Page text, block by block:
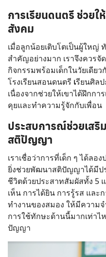
การเรียนดนตรี ช่วย
สังคม
เมื่อลูกน้อยเติบโตเป็นผู้ใหญ่
สำคัญอย่างมาก เราจึงควร
กิจกรรมพร้อมเด็กในวัยเดียว
โรงเรียนสอนดนตรี เรียนศิลป
เนื่องจากช่วยให้เขาได้ฝึกก
คุยและทำความรู้จักกับเพื่อน
ประสบการณ์ช่วยเส
สติปัญญา
เราเชื่อว่าการที่เด็ก ๆ ได้ล
ยิ่งช่วยพัฒนาสติปัญญาได้มีป
ชีวิตด้วยประสาทสัมผัสทั้ง 5
เห็น การได้ยิน การรู้รส และ
ทำงานของสมอง ให้มีความ
การใช้ทักษะด้านนี้มากเท่า
ปัญญา